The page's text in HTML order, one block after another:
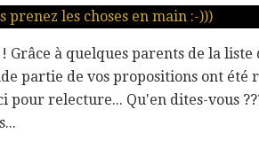
Grâce à quelques parents de la liste
partie de vos propositions ont été
pour relecture... Qu'en dites-vous